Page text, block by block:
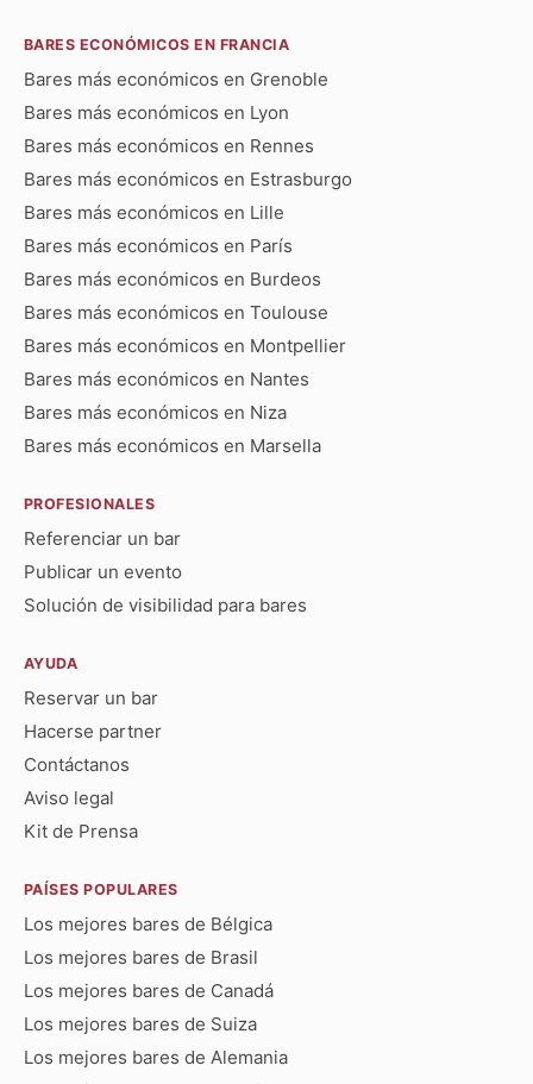
BARES ECONÓMICOS EN FRANCIA
Bares más económicos en Grenoble
Bares más económicos en Lyon
Bares más económicos en Rennes
Bares más económicos en Estrasburgo
Bares más económicos en Lille
Bares más económicos en París
Bares más económicos en Burdeos
Bares más económicos en Toulouse
Bares más económicos en Montpellier
Bares más económicos en Nantes
Bares más económicos en Niza
Bares más económicos en Marsella
PROFESIONALES
Referenciar un bar
Publicar un evento
Solución de visibilidad para bares
AYUDA
Reservar un bar
Hacerse partner
Contáctanos
Aviso legal
Kit de Prensa
PAÍSES POPULARES
Los mejores bares de Bélgica
Los mejores bares de Brasil
Los mejores bares de Canadá
Los mejores bares de Suiza
Los mejores bares de Alemania